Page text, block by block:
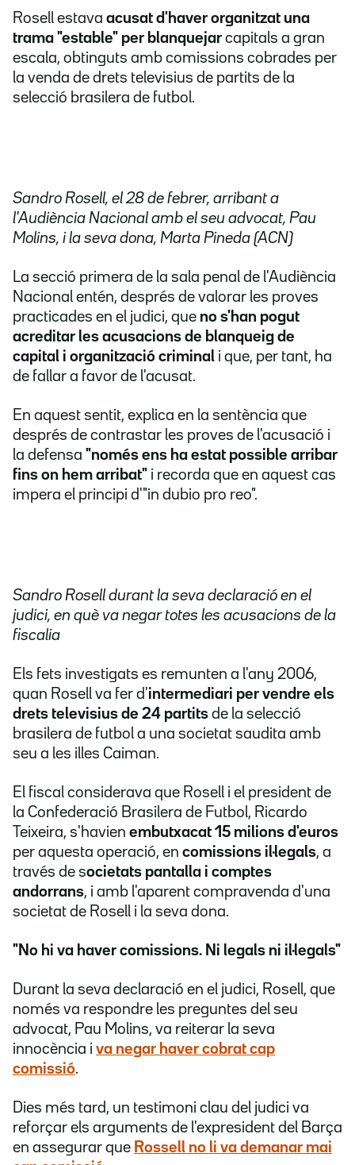
Rosell estava acusat d'haver organitzat una
trama "estable" per blanquejar capitals a gran
escala, obtinguts amb comissions cobrades per
la venda de drets televisius de partits de la
selecció brasilera de futbol.
Sandro Rosell, el 28 de febrer, arribant a
l'Audiència Nacional amb el seu advocat, Pau
Molins, i la seva dona, Marta Pineda (ACN)
La secció primera de la sala penal de l'Audiència
Nacional entén, després de valorar les proves
practicades en el judici, que no s'han pogut
acreditar les acusacions de blanqueig de
capital i organització criminal i que, per tant, ha
de fallar a favor de l'acusat.
En aquest sentit, explica en la sentència que
després de contrastar les proves de l'acusació i
la defensa "només ens ha estat possible arribar
fins on hem arribat" i recorda que en aquest cas
impera el principi d'"in dubio pro reo".
Sandro Rosell durant la seva declaració en el
judici, en què va negar totes les acusacions de la
fiscalia
Els fets investigats es remunten a l'any 2006,
quan Rosell va fer d'intermediari per vendre els
drets televisius de 24 partits de la selecció
brasilera de futbol a una societat saudita amb
seu a les illes Caiman.
El fiscal considerava que Rosell i el president de
la Confederació Brasilera de Futbol, Ricardo
Teixeira, s'havien embutxacat 15 milions d'euros
per aquesta operació, en comissions il·legals, a
través de societats pantalla i comptes
andorrans, i amb l'aparent compravenda d'una
societat de Rosell i la seva dona.
"No hi va haver comissions. Ni legals ni il·legals"
Durant la seva declaració en el judici, ​Rosell, que
només va respondre les preguntes del seu
advocat, Pau Molins, va reiterar la seva
innocència i va negar haver cobrat cap
comissió.
Dies més tard, un testimoni clau del judici va
reforçar els arguments de l'expresident del Barça
en assegurar que Rossell no li va demanar mai